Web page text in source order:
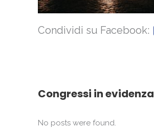
Condividi su Facebook:
Congressi in evidenza
No posts were found.